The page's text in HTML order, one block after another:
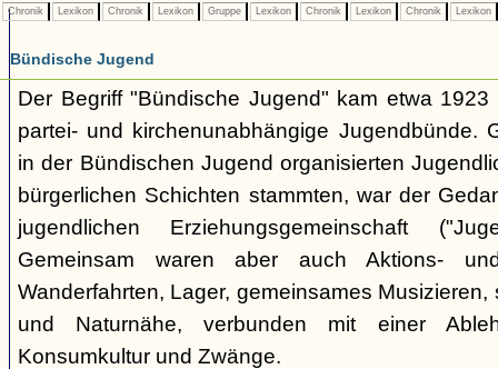
Chronik Lexikon Chronik Lexikon Gruppe Lexikon Chronik Lexikon Chronik Lexikon
Bündische Jugend
Der Begriff "Bündische Jugend" kam etwa
partei- und kirchenunabhängige Jugendbünde.
in der Bündischen Jugend organisierten
bürgerlichen Schichten stammten, war der
jugendlichen Erziehungsgemeinschaft
Gemeinsam waren aber auch Aktions-
Wanderfahrten, Lager, gemeinsames
und Naturnähe, verbunden mit einer
Konsumkultur und Zwänge.